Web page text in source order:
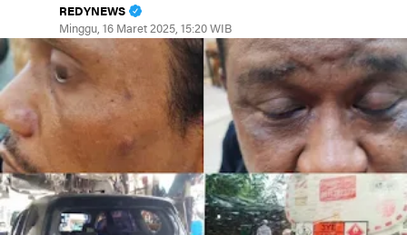
REDYNEWS
Minggu, 16 Maret 2025, 15:20 WIB